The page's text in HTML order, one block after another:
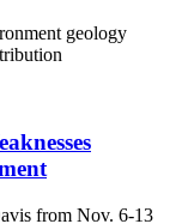
geology
from Nov. 6-13